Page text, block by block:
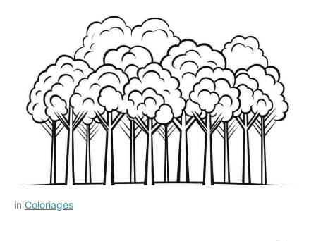
Posted
by
in Coloriages